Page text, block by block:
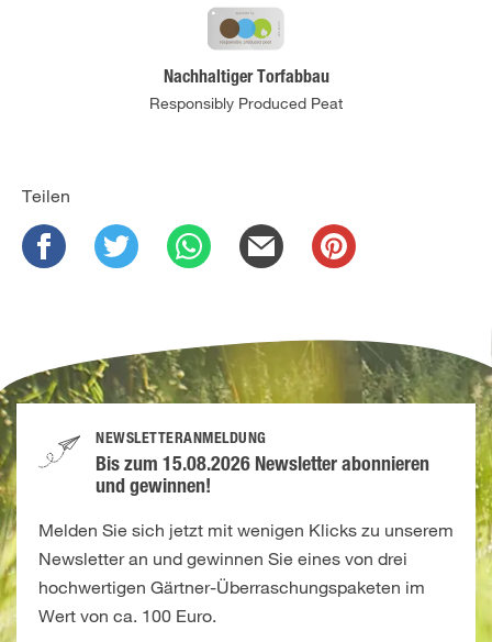
Nachhaltiger Torfabbau
Responsibly Produced Peat
Teilen
NEWSLETTERANMELDUNG
Bis zum 15.08.2026 Newsletter abonnieren
und gewinnen!
Melden Sie sich jetzt mit wenigen Klicks zu unserem
Newsletter an und gewinnen Sie eines von drei
hochwertigen Gärtner-Überraschungspaketen im
Wert von ca. 100 Euro.